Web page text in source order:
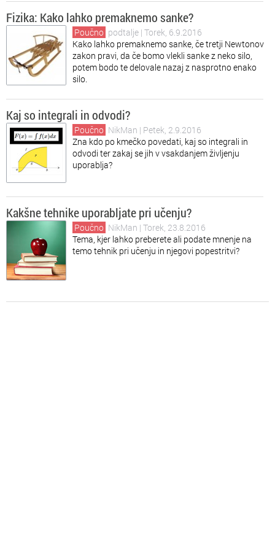
Fizika: Kako lahko premaknemo sanke?
Poučno podtalje | Torek, 6.9.2016
Kako lahko premaknemo sanke, če tretji Newtonov
zakon pravi, da če bomo vlekli sanke z neko silo,
potem bodo te delovale nazaj z nasprotno enako
silo.
Kaj so integrali in odvodi?
Poučno NikMan | Petek, 2.9.2016
Zna kdo po kmečko povedati, kaj so integrali in
odvodi ter zakaj se jih v vsakdanjem življenju
uporablja?
Kakšne tehnike uporabljate pri učenju?
Poučno NikMan | Torek, 23.8.2016
Tema, kjer lahko preberete ali podate mnenje na
temo tehnik pri učenju in njegovi popestritvi?